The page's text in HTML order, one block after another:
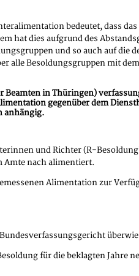
Beamten in Thüringen)
gegenüber dem
anhängig.
bedeutet, dass das
hat dies aufgrund des
und so auch auf die
alle Besoldungsgruppen mit
und Richter (R-
Amte nach alimentiert.
Alimentation zur
für die beklagten Jahre